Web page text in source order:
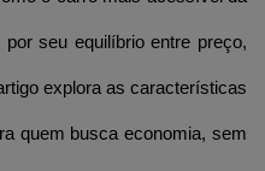
seu equilíbrio entre preço,
explora as características
quem busca economia, sem